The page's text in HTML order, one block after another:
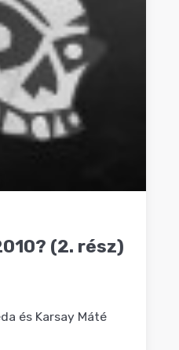
(2. rész)
és Karsay Máté